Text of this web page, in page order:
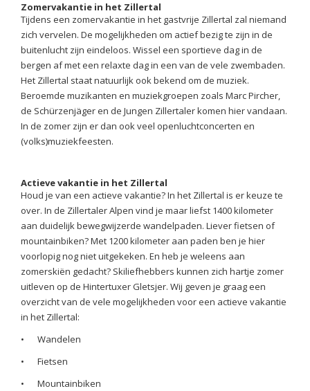
Zomervakantie in het Zillertal
Tijdens een zomervakantie in het gastvrije Zillertal zal niemand
zich vervelen. De mogelijkheden om actief bezig te zijn in de
buitenlucht zijn eindeloos. Wissel een sportieve dag in de
bergen af met een relaxte dag in een van de vele zwembaden.
Het Zillertal staat natuurlijk ook bekend om de muziek.
Beroemde muzikanten en muziekgroepen zoals Marc Pircher,
de Schürzenjäger en de Jungen Zillertaler komen hier vandaan.
In de zomer zijn er dan ook veel openluchtconcerten en
(volks)muziekfeesten.
Actieve vakantie in het Zillertal
Houd je van een actieve vakantie? In het Zillertal is er keuze te
over. In de Zillertaler Alpen vind je maar liefst 1400 kilometer
aan duidelijk bewegwijzerde wandelpaden. Liever fietsen of
mountainbiken? Met 1200 kilometer aan paden ben je hier
voorlopig nog niet uitgekeken. En heb je weleens aan
zomerskiën gedacht? Skiliefhebbers kunnen zich hartje zomer
uitleven op de Hintertuxer Gletsjer. Wij geven je graag een
overzicht van de vele mogelijkheden voor een actieve vakantie
in het Zillertal:
•
Wandelen
•
Fietsen
•
Mountainbiken